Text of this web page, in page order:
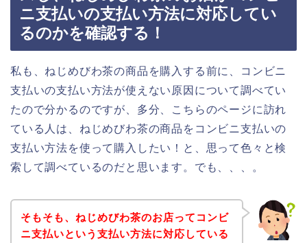
ニ支払いの支払い方法に対応してい
るのかを確認する！
私も、ねじめびわ茶の商品を購入する前に、コンビニ
支払いの支払い方法が使えない原因について調べてい
たので分かるのですが、多分、こちらのページに訪れ
ている人は、ねじめびわ茶の商品をコンビニ支払いの
支払い方法を使って購入したい！と、思って色々と検
索して調べているのだと思います。でも、、、。
そもそも、ねじめびわ茶のお店ってコンビ
ニ支払いという支払い方法に対応している